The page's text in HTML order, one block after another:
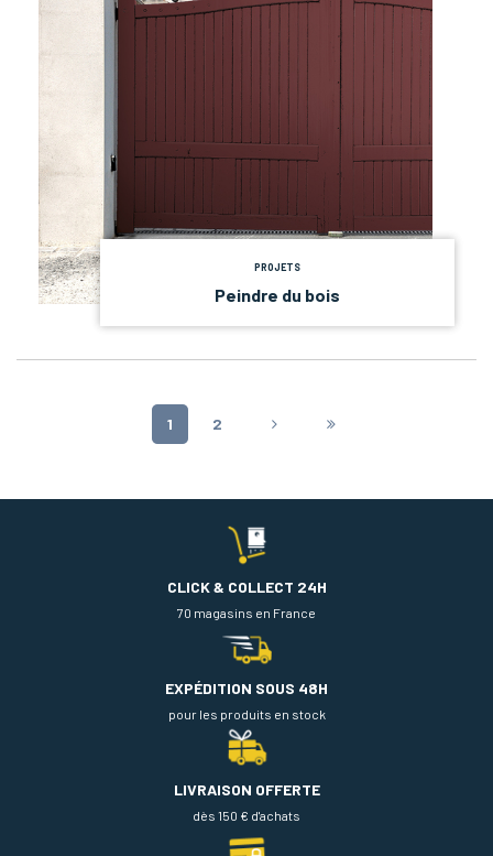
PROJETS
Peindre du bois
1 2
CLICK & COLLECT 24H
70 magasins en France
EXPÉDITION SOUS 48H
pour les produits en stock
LIVRAISON OFFERTE
dès 150 € d'achats